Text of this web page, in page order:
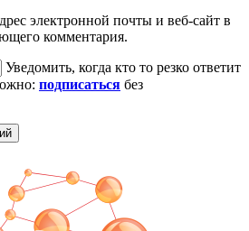
электронной почты и веб-сайт в
комментария.
Уведомить, когда кто то резко ответит
подписаться без